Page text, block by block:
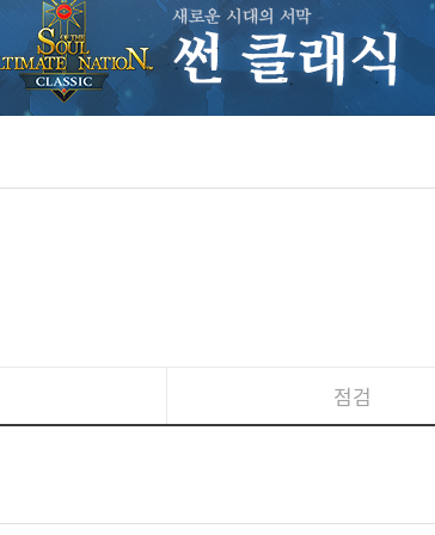
점검